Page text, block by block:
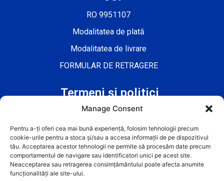
Manage Consent
Pentru a-ți oferi cea mai bună experiență, folosim tehnologii precum
cookie-urile pentru a stoca și/sau a accesa informații de pe dispozitivul
tău. Acceptarea acestor tehnologii ne permite să procesăm date precum
comportamentul de navigare sau identificatori unici pe acest site.
Neacceptarea sau retragerea consimțământului poate afecta anumite
funcționalități ale site-ului.
RO 9951107
Modalitatea de plată
Modalitatea de livrare
FORMULAR DE RETRAGERE
Termeni și politici
Termeni și Condiții
Politica cookie-urilor
Politica de confidențialitate